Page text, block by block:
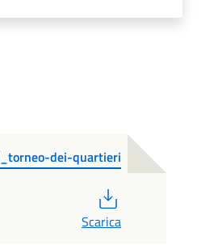
dei-quartieri
Scarica